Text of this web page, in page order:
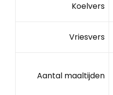
Koelvers
Vriesvers
Aantal maaltijden